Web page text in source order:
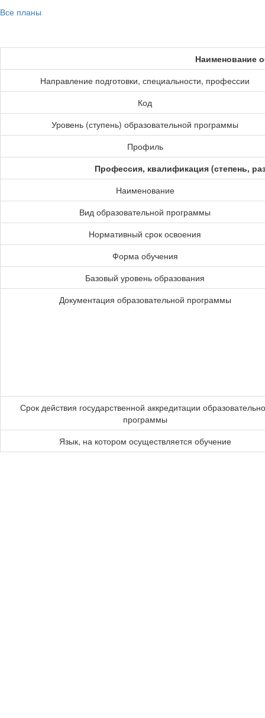
Все планы
Наименование
Направление подготовки, специальности, профессии
Код
Уровень (ступень) образовательной программы
Профиль
Профессия, квалификация (степень,
Наименование
Вид образовательной программы
Нормативный срок освоения
Форма обучения
Базовый уровень образования
Документация образовательной программы
Срок действия государственной аккредитации
программы
Язык, на котором осуществляется обучение